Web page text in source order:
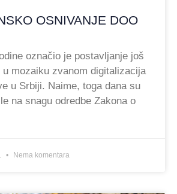
OSNIVANJE DOO
označio je postavljanje još
mozaiku zvanom digitalizacija
u Srbiji. Naime, toga dana su
na snagu odredbe Zakona o
Nema komentara